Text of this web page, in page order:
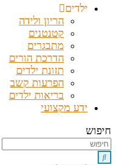
ילדים
הריון ולידה
קטנטנים
מתבגרים
הדרכת הורים
תזונת ילדים
הפרעות קשב
בריאות ילדים
ידע מקצועי
חיפוש